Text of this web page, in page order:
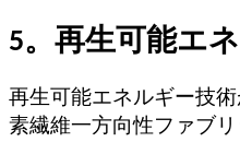
5。再生可能エ
再生可能エネルギー技
素繊維一方向性ファブ